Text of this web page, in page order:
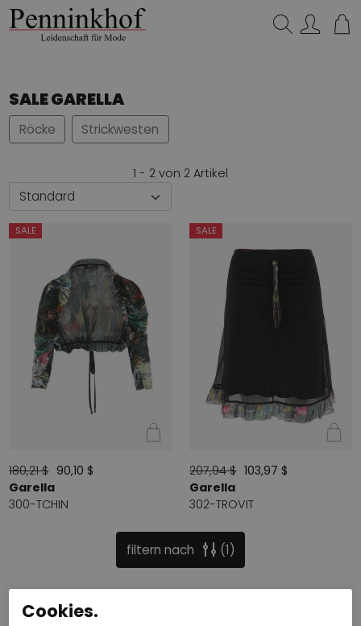
SALE GARELLA
Röcke Strickwesten
1 - 2 von 2 Artikel
SALE
180,21 $ 90,10 $
Garella
300-TCHIN
SALE
207,94 $ 103,97 $
Garella
302-TROVIT
filtern nach 1
Cookies.